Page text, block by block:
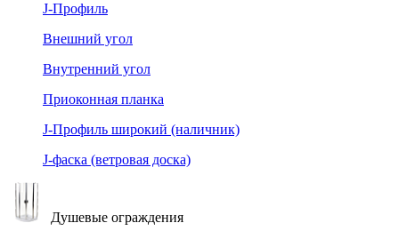
J-Профиль
Внешний угол
Внутренний угол
Приоконная планка
J-Профиль широкий (наличник)
J-фаска (ветровая доска)
Душевые ограждения